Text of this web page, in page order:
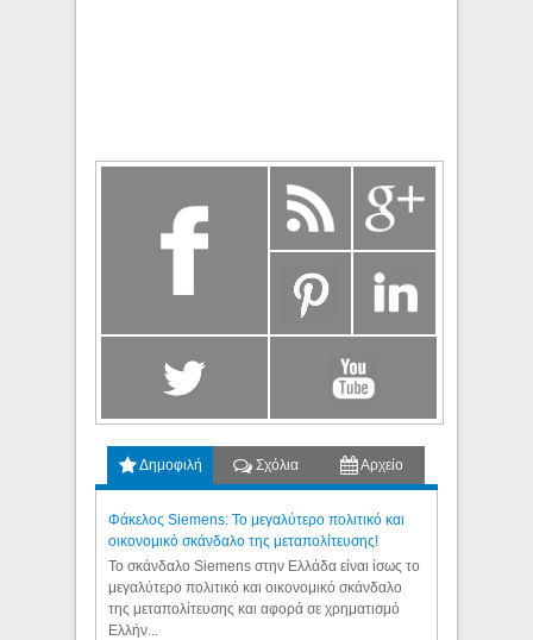
Δημοφιλή Σχόλια Αρχείο
Φάκελος Siemens: Το μεγαλύτερο πολιτικό και
οικονομικό σκάνδαλο της μεταπολίτευσης!
Το σκάνδαλο Siemens στην Ελλάδα είναι ίσως το
μεγαλύτερο πολιτικό και οικονομικό σκάνδαλο
της μεταπολίτευσης και αφορά σε χρηματισμό
Ελλήν...